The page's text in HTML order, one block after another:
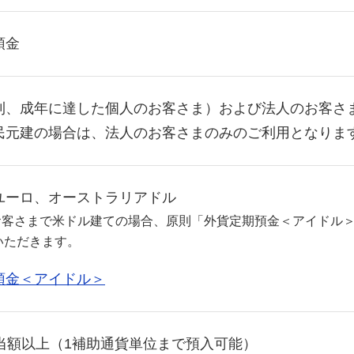
金
、成年に達した個人のお客さま）および法人のお客さ
元建の場合は、法人のお客さまのみのご利用となりま
ーロ、オーストラリアドル
さまで米ドル建ての場合、原則「外貨定期預金＜アイドル
だきます。
金＜アイドル＞
額以上（1補助通貨単位まで預入可能）